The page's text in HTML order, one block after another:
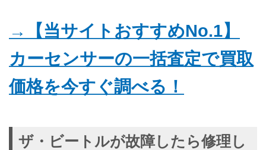
→【当サイトおすすめNo.1】
カーセンサーの一括査定で買取
価格を今すぐ調べる！
ザ・ビートルが故障したら修理し